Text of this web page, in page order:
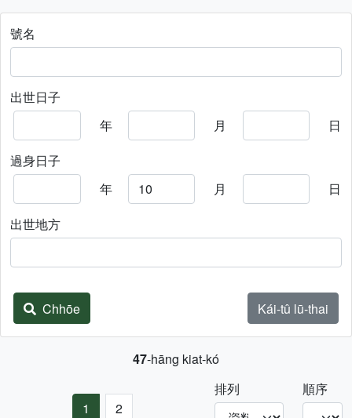
號名
出世日子
年
月
日
過身日子
年
月
日
出世地方
Chhōe Kái-tû lū-thai
47-hāng kiat-kó
1 2
排列 順序